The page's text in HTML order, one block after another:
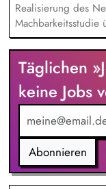
Realisierung des
Machbarkeitsstudie
Vergabe, die
der Leistungen
Technische
Netzanschluss und
für alle Fragen
(Umspannwerke,
Netzanschlüsse.
Fachabteilungen
Täglichen
keine Jobs
Abonnieren